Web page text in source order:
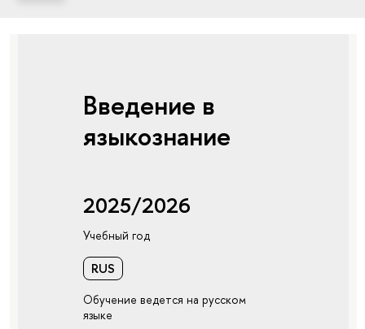
Введение в
языкознание
2025/2026
Учебный год
RUS
Обучение ведется на русском
языке